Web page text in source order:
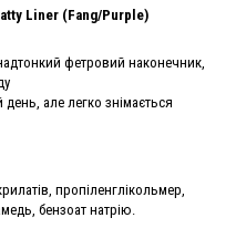
Liner (Fang/Purple)
фетровий наконечник,
день, але легко знімається
пропіленглікольмер,
бензоат натрію.